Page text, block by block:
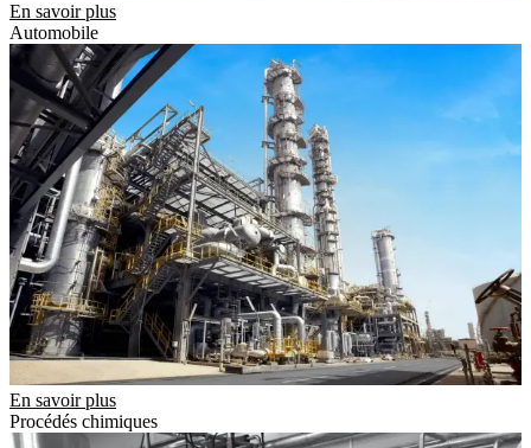
En savoir plus
Automobile
En savoir plus
Procédés chimiques